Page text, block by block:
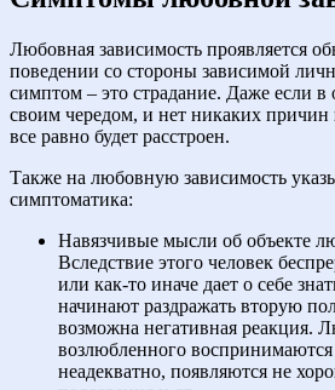
Любовная зависимость проявляется
поведении со стороны зависимой
симптом – это страдание. Даже если в
своим чередом, и нет никаких причин
все равно будет расстроен.
Также на любовную зависимость
симптоматика:
Навязчивые мысли об объекте
Вследствие этого человек
или как-то иначе дает о себе
начинают раздражать вторую
возможна негативная реакция.
возлюбленного
неадекватно, появляются не